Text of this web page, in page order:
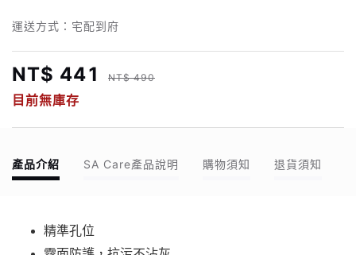
運送方式：宅配到府
NT$ 441 NT$ 490
目前無庫存
產品介紹 SA Care產品說明 購物須知 退貨須知
精準孔位